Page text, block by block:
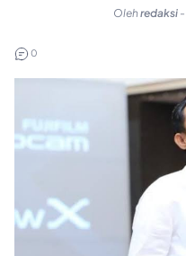
Olehredaksi -
0